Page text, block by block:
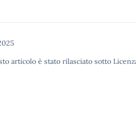
articolo è stato rilasciato sotto